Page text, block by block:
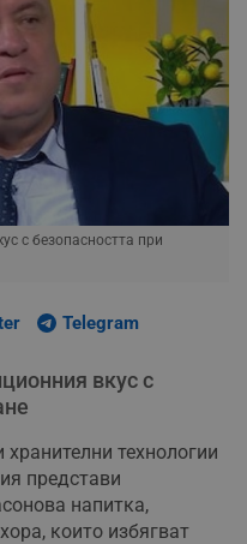
с безопасността при
Telegram
вкус с
технологии
представи
напитка,
които избягват